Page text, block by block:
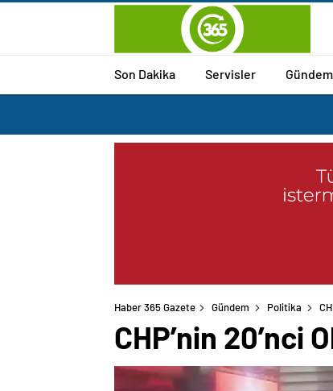
Son Dakika Servisler Gündem
Haber 365 Gazete Gündem Politika
CHP’nin 20’nci